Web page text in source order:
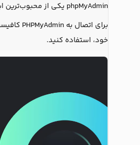
phpMyAdmin یکی از محبوب‌ترین ابزارهای مدیریت پایگاه داده در میان توسعه‌دهندگان وب است.
برای اتصال به PHPMyAdmin کافیست تا گزینه آن را در منوی
خود، استفاده کنید.